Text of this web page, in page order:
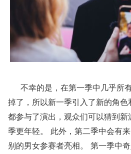
不幸的是，在第一季中几乎所
掉了，所以新一季引入了新的角
都参与了演出，观众们可以猜到
季更年轻。 此外，第二季中会有
别的男女参赛者亮相。 第一季中